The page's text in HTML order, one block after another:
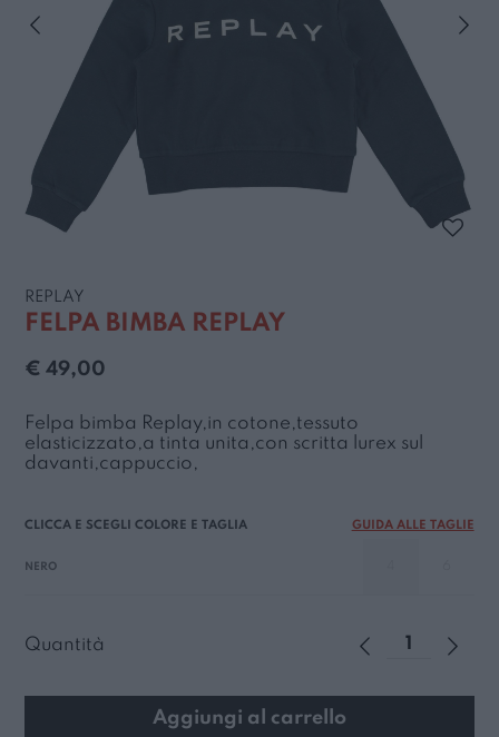
REPLAY
FELPA BIMBA REPLAY
€ 49,00
Felpa bimba Replay,in cotone,tessuto
elasticizzato,a tinta unita,con scritta lurex sul
davanti,cappuccio,
GUIDA ALLE TAGLIE
NERO
Quantità
Aggiungi al carrello